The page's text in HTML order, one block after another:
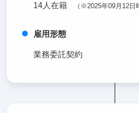
14人在籍 （※2025年09月12日
雇用形態
業務委託契約